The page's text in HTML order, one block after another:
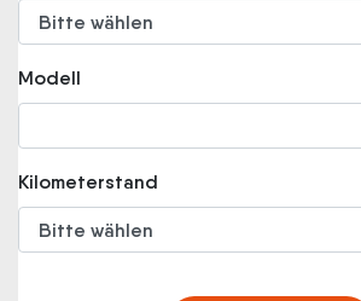
Modell
Kilometerstand